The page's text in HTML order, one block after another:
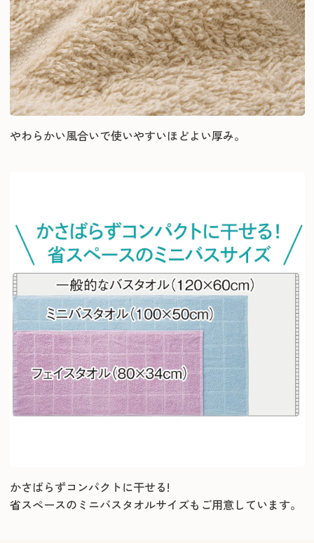
やわらかい風合いで使いやすいほどよい厚み。
かさばらずコンパクトに干せる!
省スペースのミニバスタオルサイズもご用意しています。